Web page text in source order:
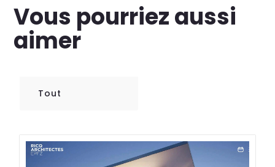
Vous pourriez aussi
aimer
Tout